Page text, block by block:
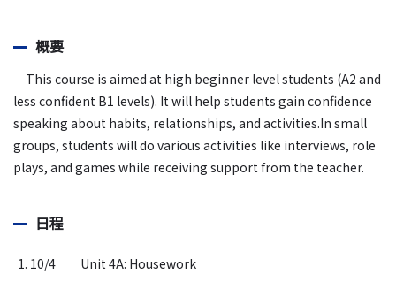
概要
This course is aimed at high beginner level students (A2 and
less confident B1 levels). It will help students gain confidence
speaking about habits, relationships, and activities.In small
groups, students will do various activities like interviews, role
plays, and games while receiving support from the teacher.
日程
1. 10/4
Unit 4A: Housework